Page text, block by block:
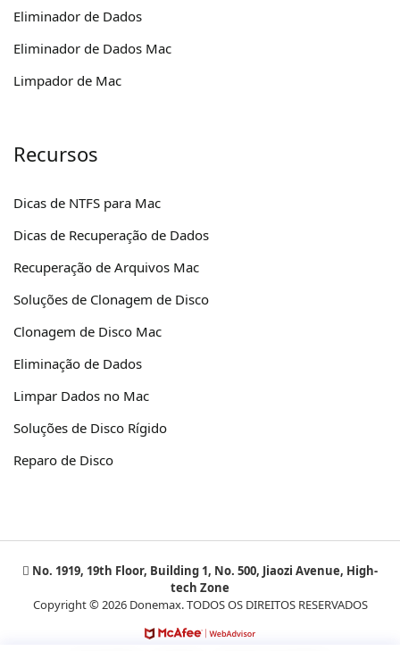
Eliminador de Dados
Eliminador de Dados Mac
Limpador de Mac
Recursos
Dicas de NTFS para Mac
Dicas de Recuperação de Dados
Recuperação de Arquivos Mac
Soluções de Clonagem de Disco
Clonagem de Disco Mac
Eliminação de Dados
Limpar Dados no Mac
Soluções de Disco Rígido
Reparo de Disco
No. 1919, 19th Floor, Building 1, No. 500, Jiaozi Avenue, High-
tech Zone
Copyright © 2026 Donemax. TODOS OS DIREITOS RESERVADOS